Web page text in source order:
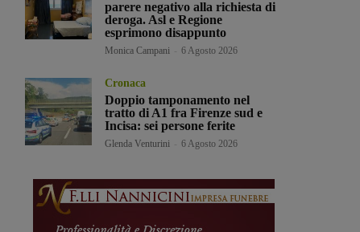
parere negativo alla richiesta di
deroga. Asl e Regione
esprimono disappunto
Monica Campani 6 Agosto 2026
Cronaca
Doppio tamponamento nel
tratto di A1 fra Firenze sud e
Incisa: sei persone ferite
Glenda Venturini 6 Agosto 2026